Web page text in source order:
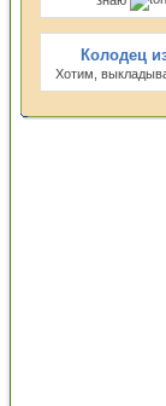
Колодец
Хотим,